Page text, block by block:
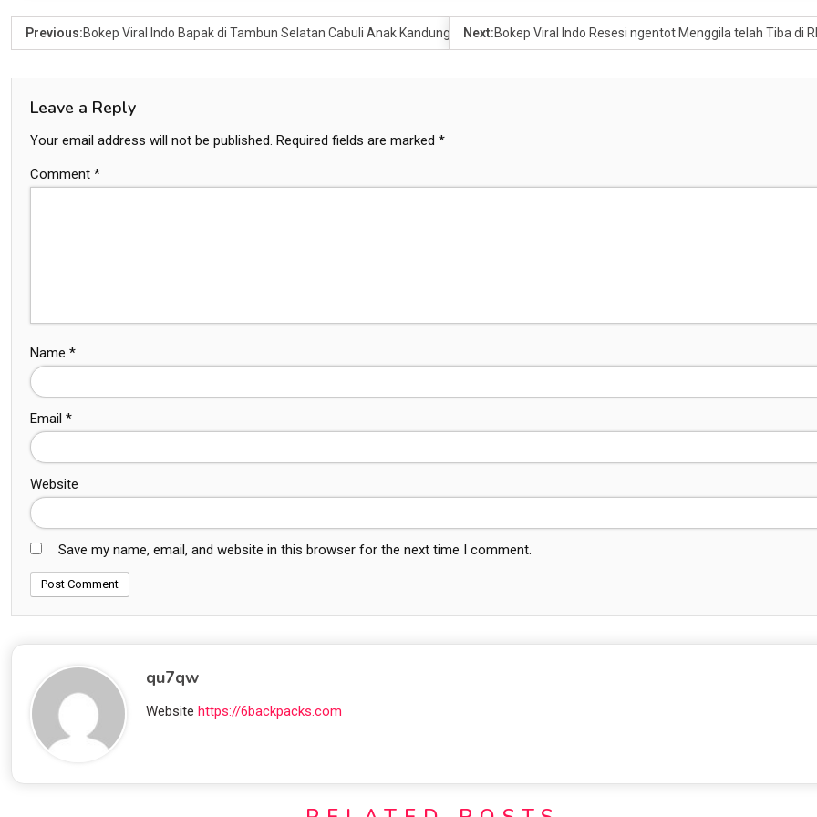
Previous:Bokep Viral Indo Bapak di Tambun Selatan Cabuli Anak Kandung seorang diri berbarengan Dalih Edukasi ngentot – digital Bekasi
Next:Bokep Viral Indo Resesi ngentot Menggila telah Tiba di
Leave a Reply
Your email address will not be published. Required fields are marked *
Comment *
Name *
Email *
Website
Save my name, email, and website in this browser for the next time I comment.
qu7qw
Website https://6backpacks.com